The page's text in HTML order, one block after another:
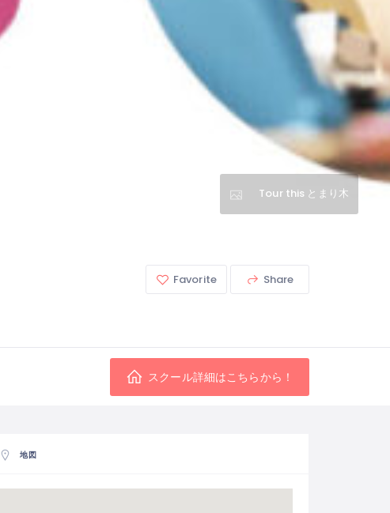
Tour this とまり木
Favorite Share
スクール詳細はこちらから！
地図